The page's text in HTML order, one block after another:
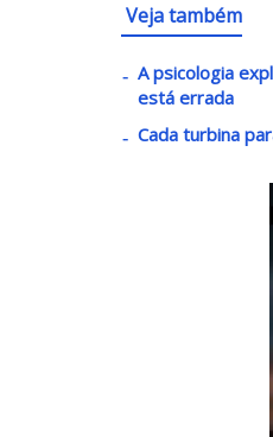
Veja também
A psicologia
está errada
Cada turbina